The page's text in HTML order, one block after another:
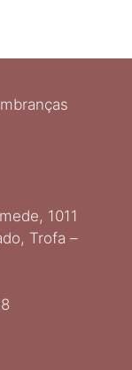
1011
Trofa –